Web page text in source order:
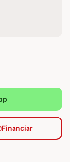
Financiar